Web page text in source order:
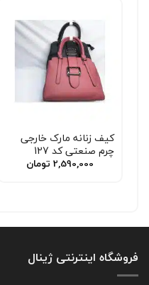
کیف زنانه مارک خارجی
چرم صنعتی کد 127
2,590,000 تومان
فروشگاه اینترنتی ژینال